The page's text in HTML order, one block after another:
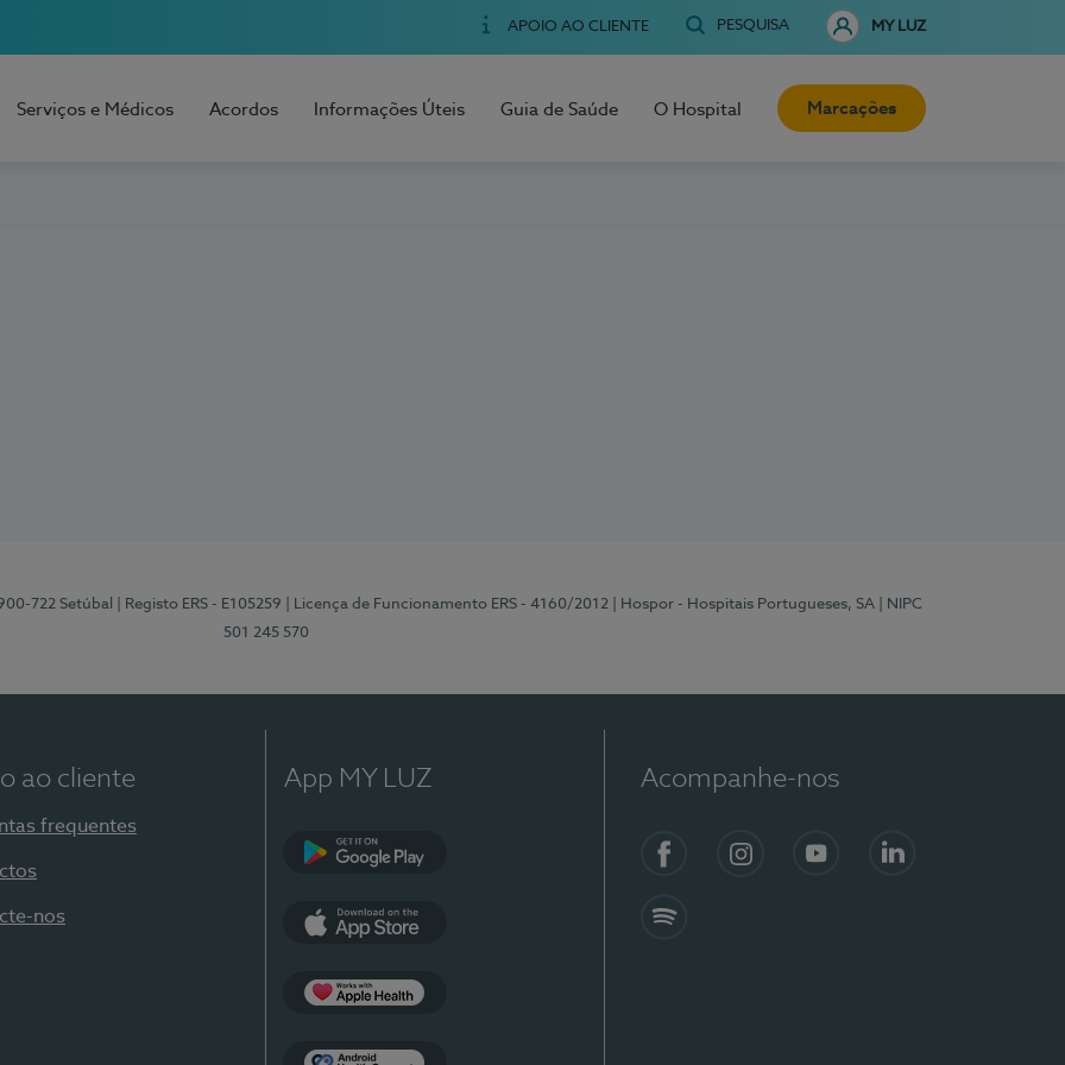
APOIO AO CLIENTE PESQUISA MY LUZ
Serviços e Médicos Acordos Informações Úteis Guia de Saúde O Hospital Marcações
722 Setúbal | Registo ERS - E105259 | Licença de Funcionamento ERS - 4160/2012 | Hospor - Hospitais Portugueses, SA
| NIPC
501 245 570
ao cliente
frequentes
nos
App MY LUZ Acompanhe-nos